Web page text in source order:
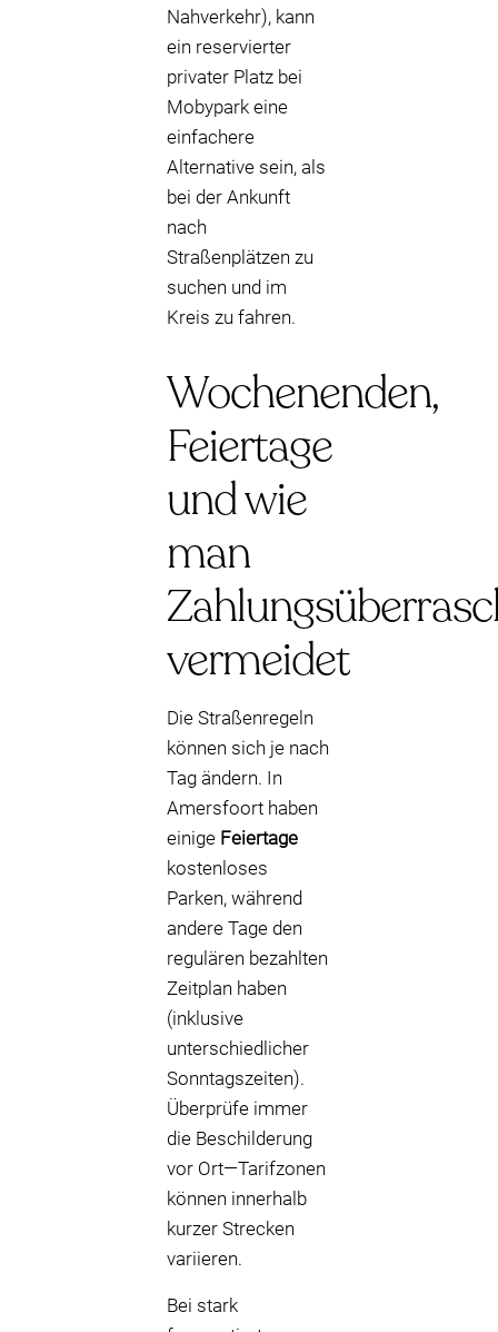
Nahverkehr), kann
ein reservierter
privater Platz bei
Mobypark eine
einfachere
Alternative sein, als
bei der Ankunft
nach
Straßenplätzen zu
suchen und im
Kreis zu fahren.
Wochenenden,
Feiertage
und wie
man
vermeidet
Die Straßenregeln
können sich je nach
Tag ändern. In
Amersfoort haben
einige Feiertage
kostenloses
Parken, während
andere Tage den
regulären bezahlten
Zeitplan haben
(inklusive
unterschiedlicher
Sonntagszeiten).
Überprüfe immer
die Beschilderung
vor Ort—Tarifzonen
können innerhalb
kurzer Strecken
variieren.
Bei stark